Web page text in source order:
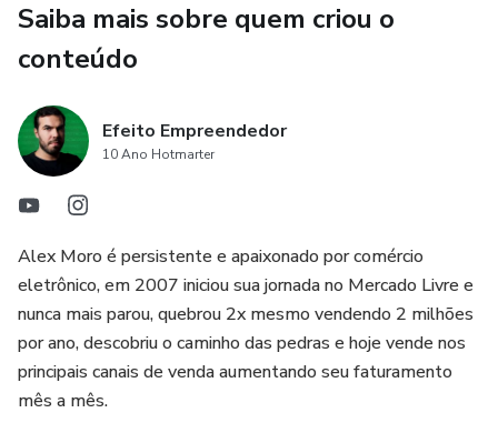
Saiba mais sobre quem criou o
conteúdo
Efeito Empreendedor
10 Ano Hotmarter
Alex Moro é persistente e apaixonado por comércio
eletrônico, em 2007 iniciou sua jornada no Mercado Livre e
nunca mais parou, quebrou 2x mesmo vendendo 2 milhões
por ano, descobriu o caminho das pedras e hoje vende nos
principais canais de venda aumentando seu faturamento
mês a mês.